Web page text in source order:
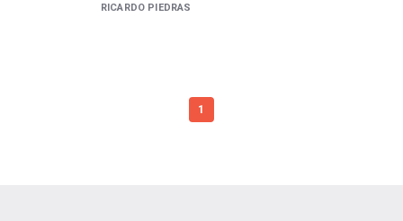
RICARDO PIEDRAS
1